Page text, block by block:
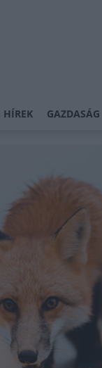
HÍREK GAZDASÁG